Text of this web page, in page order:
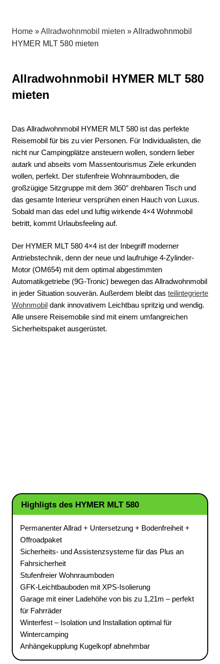
Wohnmobile
und
Art
Home »Allradwohnmobil mieten »Allradwohnmobil
HYMER MLT 580 mieten
Allradwohnmobil HYMER MLT 580
mieten
Das Allradwohnmobil HYMER MLT 580 ist das perfekte
Reisemobil für bis zu vier Personen. Für Individualisten, die
nicht nur Campingplätze ansteuern wollen, sondern lieber
autark und abseits vom Massentourismus Ziele erkunden
wollen, perfekt. Der stufenfreie Wohnraumboden, die
großzügige Sitzgruppe mit dem 360° drehbaren Tisch und
das gesamte Interieur versprühen einen Hauch von Luxus.
Sobald man das edel und luftig wirkende 4×4 Wohnmobil
betritt, kommt Urlaubsfeeling auf.
Der HYMER MLT 580 4×4 ist der Inbegriff moderner
Antriebstechnik, denn der neue und laufruhige 4-Zylinder-
Motor (OM654) mit dem optimal abgestimmten
Automatikgetriebe (9G-Tronic) bewegen das Allradwohnmobil
in jeder Situation souverän. Außerdem bleibt das teilintegrierte
Wohnmobil dank innovativem Leichtbau spritzig und wendig.
Alle unsere Reisemobile sind mit einem umfangreichen
Sicherheitspaket ausgerüstet.
Highligts des HYMER MLT 580
Permanenter Allrad + Untersetzung + Bodenfreiheit +
Offroadpaket
Sicherheits- und Assistenzsysteme für das Plus an
Fahrsicherheit
Stufenfreier Wohnraumboden
GFK-Leichtbauboden mit XPS-Isolierung
Garage mit einer Ladehöhe von bis zu 1,21m – perfekt
für Fahrräder
Winterfest – Isolation und Installation optimal für
Wintercamping
Anhängekupplung Kugelkopf abnehmbar